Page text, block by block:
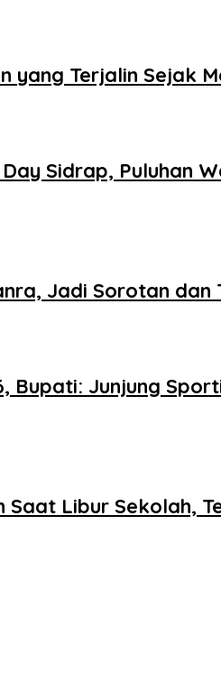
yang Terjalin Sejak
Sidrap, Puluhan
Jadi Sorotan dan
Bupati: Junjung
Libur Sekolah,